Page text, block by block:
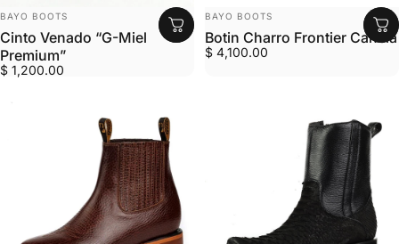
MARCA:
BAYO BOOTS
Cinto Venado “G-Miel
Premium”
$ 1,200.00
MARCA:
BAYO BOOTS
Botin Charro Frontier Canela
$ 4,100.00